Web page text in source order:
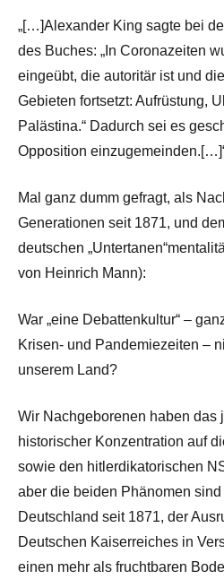
„[…]Alexander King sagte bei
des Buches: „In Coronazeiten
eingeübt, die autoritär ist und
Gebieten fortsetzt: Aufrüstung,
Palästina.“ Dadurch sei es
Opposition
Mal ganz dumm gefragt, als
Generationen seit 1871, und
deutschen
von Heinrich Mann):
War „eine Debattenkultur“ –
Krisen- und Pandemiezeiten –
unserem Land?
Wir Nachgeborenen haben das
historischer Konzentration auf
sowie den hitlerdikatorischen
aber die beiden Phänomen
Deutschland seit 1871, der
Deutschen Kaiserreiches in
einen mehr als fruchtbaren